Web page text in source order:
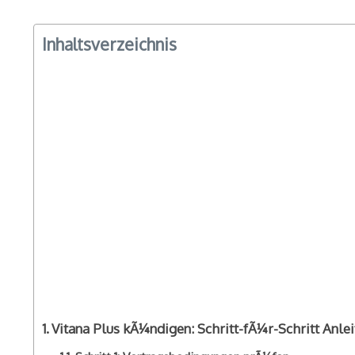
Inhaltsverzeichnis
Vitana Plus kÃ¼ndigen: Schritt-fÃ¼r-Schritt